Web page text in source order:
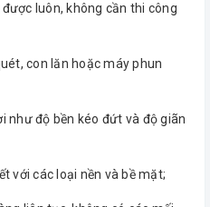
luôn, không cần thi công
con lăn hoặc máy phun
như độ bền kéo đứt và độ giãn
với các loại nền và bề mặt;